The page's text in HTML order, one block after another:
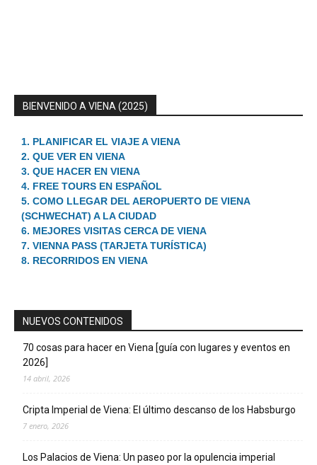
BIENVENIDO A VIENA (2025)
1. PLANIFICAR EL VIAJE A VIENA
2. QUE VER EN VIENA
3. QUE HACER EN VIENA
4. FREE TOURS EN ESPAÑOL
5. COMO LLEGAR DEL AEROPUERTO DE VIENA
(SCHWECHAT) A LA CIUDAD
6. MEJORES VISITAS CERCA DE VIENA
7. VIENNA PASS (TARJETA TURÍSTICA)
8. RECORRIDOS EN VIENA
NUEVOS CONTENIDOS
70 cosas para hacer en Viena [guía con lugares y eventos en
2026]
14 abril, 2026
Cripta Imperial de Viena: El último descanso de los Habsburgo
7 enero, 2026
Los Palacios de Viena: Un paseo por la opulencia imperial